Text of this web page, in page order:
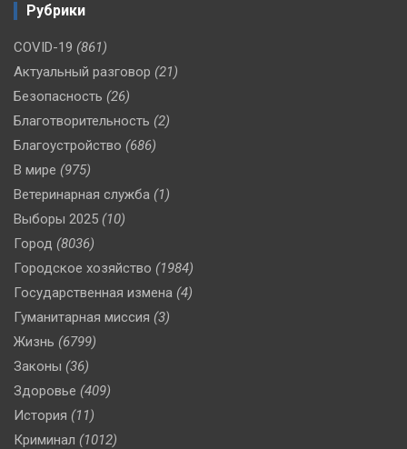
Рубрики
COVID-19 (861)
Актуальный разговор (21)
Безопасность (26)
Благотворительность (2)
Благоустройство (686)
В мире (975)
Ветеринарная служба (1)
Выборы 2025 (10)
Город (8036)
Городское хозяйство (1984)
Государственная измена (4)
Гуманитарная миссия (3)
Жизнь (6799)
Законы (36)
Здоровье (409)
История (11)
Криминал (1012)